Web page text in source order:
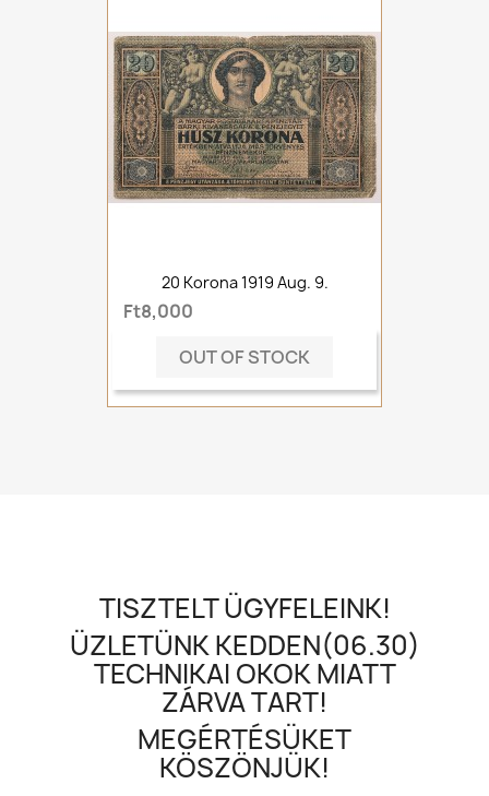
20 Korona 1919 Aug. 9.
Ft8,000
OUT OF STOCK
TISZTELT ÜGYFELEINK!
ÜZLETÜNK KEDDEN(06.30)
TECHNIKAI OKOK MIATT
ZÁRVA TART!
MEGÉRTÉSÜKET
KÖSZÖNJÜK!